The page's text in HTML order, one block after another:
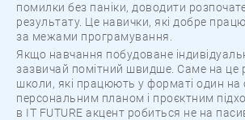
помилки без паніки, доводити
результату. Це навички, які добре
за межами програмування.
Якщо навчання побудоване
зазвичай помітний швидше. Саме на це
школи, які працюють у форматі один на
персональним планом і проєктним
в IT FUTURE акцент робиться не на